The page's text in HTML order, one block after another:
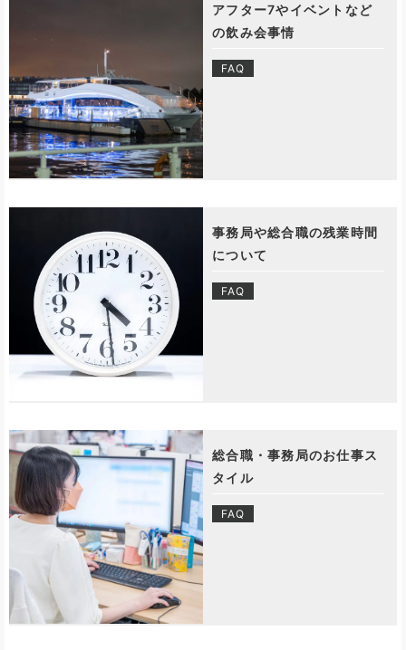
アフター7やイベントなど
の飲み会事情
FAQ
事務局や総合職の残業時間
について
FAQ
総合職・事務局のお仕事ス
タイル
FAQ